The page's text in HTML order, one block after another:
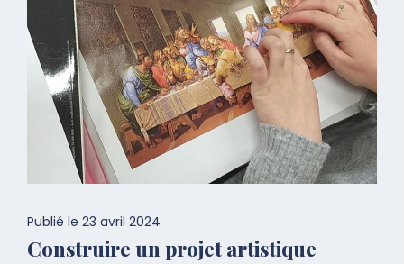
Publié le 23 avril 2024
Construire un projet artistique